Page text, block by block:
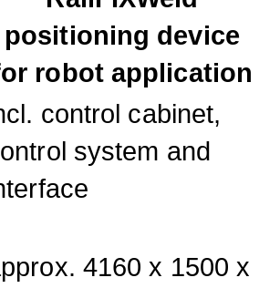
positioning device
robot application
control cabinet,
system and
4160 x 1500 x